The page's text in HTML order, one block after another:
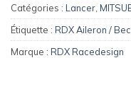
Catégories : Lancer
Étiquette : RDX Aileron /
Marque : RDX Racedesign